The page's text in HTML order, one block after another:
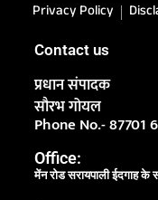
Privacy Policy
Contact us
प्रधान संपादक
सौरभ गोयल
Phone No.- 87701
Office:
मेंन रोड सरायपाली ईदगाह के